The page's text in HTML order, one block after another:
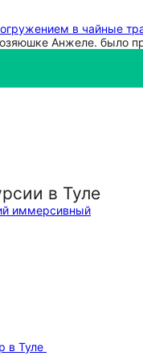
в чайные
Анжеле. было
в Туле
в Туле